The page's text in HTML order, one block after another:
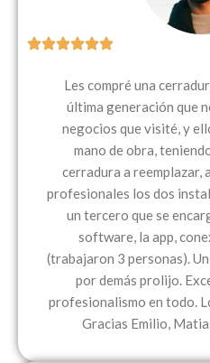
Les compré una
última generación que
negocios que visité, y
mano de obra,
cerradura a reemplazar,
profesionales los dos
un tercero que se
software, la app,
(trabajaron 3 personas).
por demás prolijo.
profesionalismo en todo.
Gracias Emilio,